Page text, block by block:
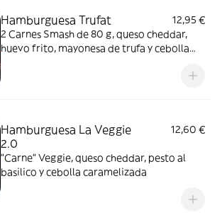
Hamburguesa Trufat
12,95 €
2 Carnes Smash de 80 g, queso cheddar,
huevo frito, mayonesa de trufa y cebolla
Hamburguesa La Veggie
2.0
12,60 €
"Carne" Veggie, queso cheddar, pesto al
basilico y cebolla caramelizada